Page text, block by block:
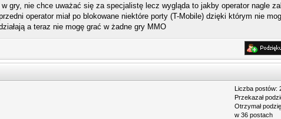
gry, nie chce uważać się za specjalistę lecz wygląda to jakby operator nagle
operator miał po blokowane niektóre porty (T-Mobile) dzięki którym nie
a teraz nie mogę grać w żadne gry MMO
Liczba postów:
Przekazał
Otrzymał
w 36 postach